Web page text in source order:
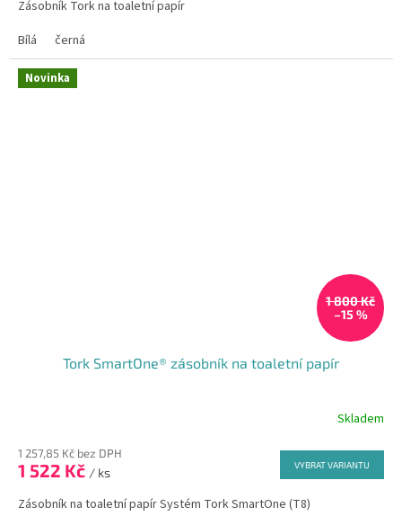
z
hvězdiček.
Zásobník Tork na toaletní papír
Bílá
černá
Novinka
1 800 Kč
–15 %
Tork SmartOne® zásobník na toaletní papír
Skladem
1 257,85 Kč bez DPH
1 522 Kč / ks VYBRAT VARIANTU
Zásobník na toaletní papír Systém Tork SmartOne (T8)